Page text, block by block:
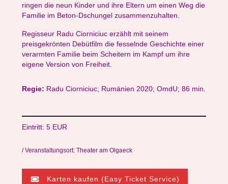
ringen die neun Kinder und ihre Eltern um einen Weg die
Familie im Beton-Dschungel zusammenzuhalten.
Regisseur Radu Ciorniciuc erzählt mit seinem
preisgekrönten Debütfilm die fesselnde Geschichte einer
verarmten Familie beim Scheitern im Kampf um ihre
eigene Version von Freiheit.
Regie: Radu Ciorniciuc; Rumänien 2020; OmdU; 86 min.
Eintritt: 5 EUR
/ Veranstaltungsort: Theater am Olgaeck
Karten kaufen (Easy Ticket Service)